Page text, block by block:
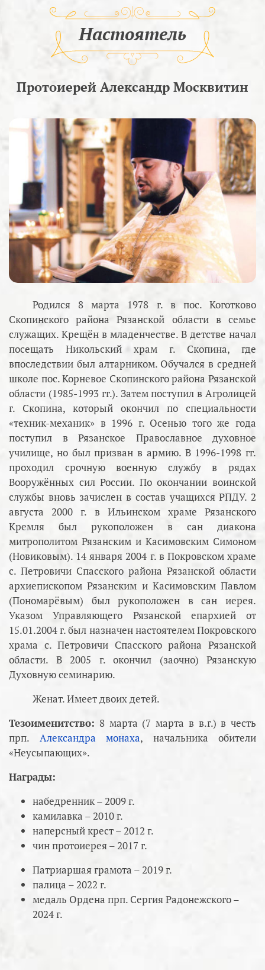
Настоятель
Протоиерей Александр Москвитин
Родился 8 марта 1978 г. в пос. Коготково
Скопинского района Рязанской области в семье
служащих. Крещён в младенчестве. В детстве начал
посещать Никольский храм г. Скопина, где
впоследствии был алтарником. Обучался в средней
школе пос. Корневое Скопинского района Рязанской
области (1985-1993 гг.). Затем поступил в Агролицей
г. Скопина, который окончил по специальности
«техник-механик» в 1996 г. Осенью того же года
поступил в Рязанское Православное духовное
училище, но был призван в армию. В 1996-1998 гг.
проходил срочную военную службу в рядах
Вооружённых сил России. По окончании воинской
службы вновь зачислен в состав учащихся РПДУ. 2
августа 2000 г. в Ильинском храме Рязанского
Кремля был рукоположен в сан диакона
митрополитом Рязанским и Касимовским Симоном
(Новиковым). 14 января 2004 г. в Покровском храме
с. Петровичи Спасского района Рязанской области
архиепископом Рязанским и Касимовским Павлом
(Пономарёвым) был рукоположен в сан иерея.
Указом Управляющего Рязанской епархией от
15.01.2004 г. был назначен настоятелем Покровского
храма с. Петровичи Спасского района Рязанской
области. В 2005 г. окончил (заочно) Рязанскую
Духовную семинарию.
Женат. Имеет двоих детей.
Тезоименитство: 8 марта (7 марта в в.г.) в честь
прп. Александра монаха, начальника обители
«Неусыпающих».
Награды:
набедренник – 2009 г.
камилавка – 2010 г.
наперсный крест – 2012 г.
чин протоиерея – 2017 г.
Патриаршая грамота – 2019 г.
палица – 2022 г.
медаль Ордена прп. Сергия Радонежского –
2024 г.